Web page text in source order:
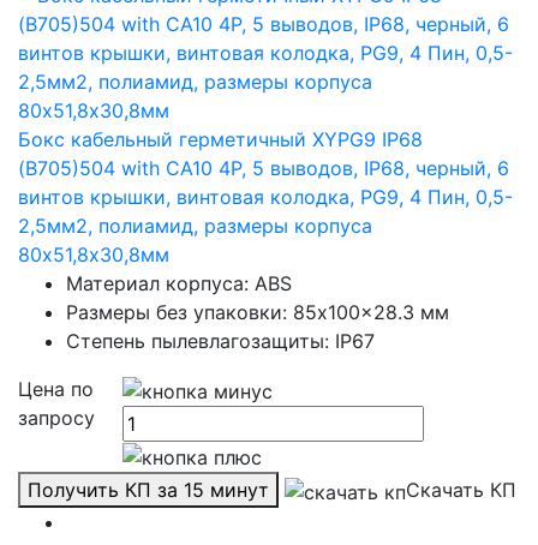
Бокс кабельный герметичный XYPG9 IP68
(B705)504 with CA10 4P, 5 выводов, IP68, черный, 6
винтов крышки, винтовая колодка, PG9, 4 Пин, 0,5-
2,5мм2, полиамид, размеры корпуса
80х51,8х30,8мм
Материал корпуса: ABS
Размеры без упаковки: 85x100x28.3 мм
Степень пылевлагозащиты: IP67
Цена по
запросу
Получить КП за 15 минут Скачать КП